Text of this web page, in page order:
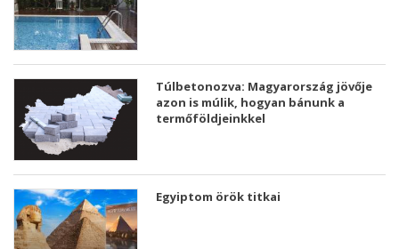
Túlbetonozva: Magyarország jövője
azon is múlik, hogyan bánunk a
termőföldjeinkkel
Egyiptom örök titkai